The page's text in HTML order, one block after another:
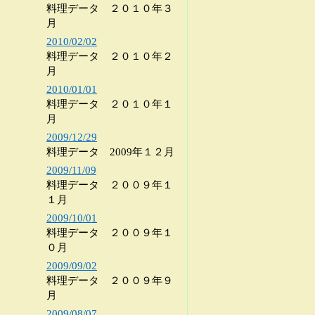
料理データ ２０１０年３
月
2010/02/02
料理データ ２０１０年２
月
2010/01/01
料理データ ２０１０年１
月
2009/12/29
料理データ 2009年１２月
2009/11/09
料理データ ２００９年１
１月
2009/10/01
料理データ ２００９年１
０月
2009/09/02
料理データ ２００９年９
月